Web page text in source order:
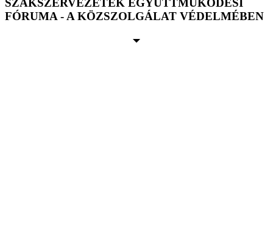
FÓRUMA - A KÖZSZOLGÁLAT VÉDELMÉBEN